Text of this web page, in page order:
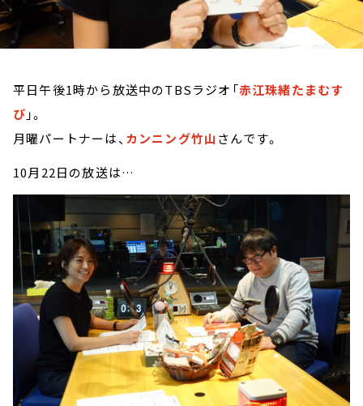
平日午後1時から放送中のTBSラジオ「赤江珠緒たまむす
び 」。
月曜パートナーは、 カンニング竹山 さんです。
10月22日の放送は…